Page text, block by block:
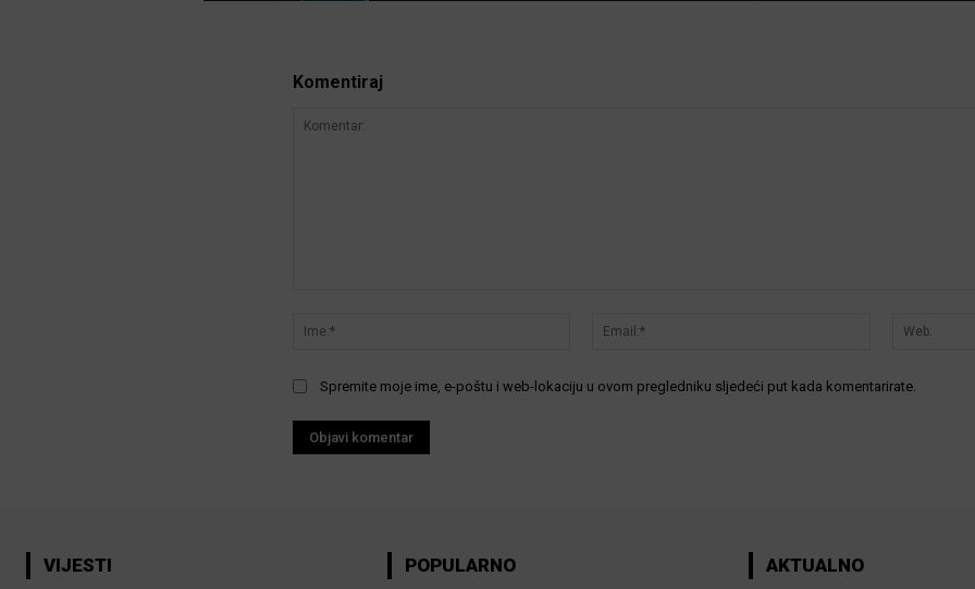
Komentiraj
Ime:*
Email:*
Spremite moje ime, e-poštu i web-lokaciju u ovom pregledniku sljedeći put kada komentarirate.
VIJESTI POPULARNO AKTUALNO